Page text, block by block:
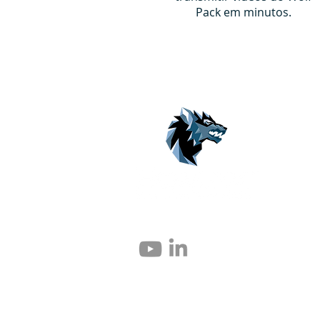
Pack em minutos.